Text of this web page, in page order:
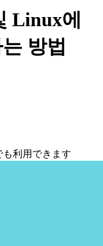
Linux에
방법
も利用できます